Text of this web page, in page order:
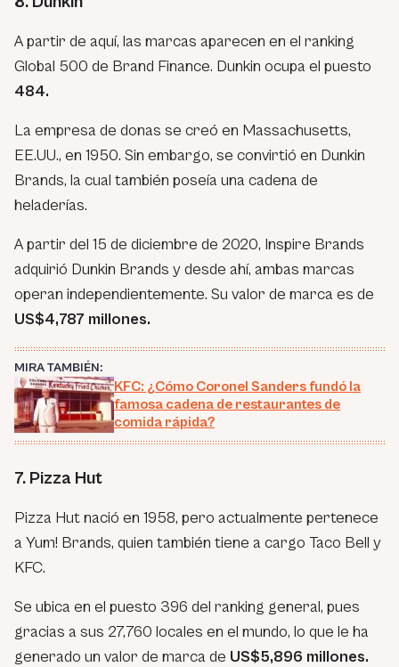
A partir de aquí, las marcas aparecen en el ranking
Global 500 de Brand Finance. Dunkin ocupa el puesto
484.
La empresa de donas se creó en Massachusetts,
EE.UU., en 1950. Sin embargo, se convirtió en Dunkin
Brands, la cual también poseía una cadena de
heladerías.
A partir del 15 de diciembre de 2020, Inspire Brands
adquirió Dunkin Brands y desde ahí, ambas marcas
operan independientemente. Su valor de marca es de
US$4,787 millones.
MIRA TAMBIÉN:
KFC: ¿Cómo Coronel Sanders fundó la
famosa cadena de restaurantes de
comida rápida?
7. Pizza Hut
Pizza Hut nació en 1958, pero actualmente pertenece
a Yum! Brands, quien también tiene a cargo Taco Bell y
KFC.
Se ubica en el puesto 396 del ranking general, pues
gracias a sus 27,760 locales en el mundo, lo que le ha
generado un valor de marca de US$5,896 millones.